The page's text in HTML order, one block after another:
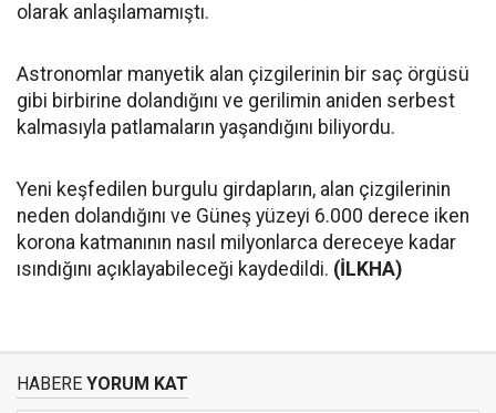
olarak anlaşılamamıştı.
Astronomlar manyetik alan çizgilerinin bir saç örgüsü
gibi birbirine dolandığını ve gerilimin aniden serbest
kalmasıyla patlamaların yaşandığını biliyordu.
Yeni keşfedilen burgulu girdapların, alan çizgilerinin
neden dolandığını ve Güneş yüzeyi 6.000 derece iken
korona katmanının nasıl milyonlarca dereceye kadar
ısındığını açıklayabileceği kaydedildi. (İLKHA)
HABERE YORUM KAT